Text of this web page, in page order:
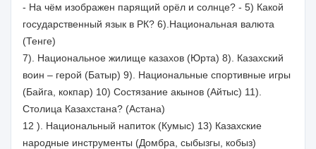
- На чём изображен парящий орёл и солнце? - 5) Какой
государственный язык в РК? 6).Национальная валюта
(Тенге)
7). Национальное жилище казахов (Юрта) 8). Казахский
воин – герой (Батыр) 9). Национальные спортивные игры
(Байга, кокпар) 10) Состязание акынов (Айтыс) 11).
Столица Казахстана? (Астана)
12 ). Национальный напиток (Кумыс) 13) Казахские
народные инструменты (Домбра, сыбызгы, кобыз)